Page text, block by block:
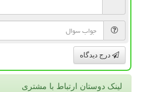
درج دیدگاه
لینک دوستان ارتباط با مشتری